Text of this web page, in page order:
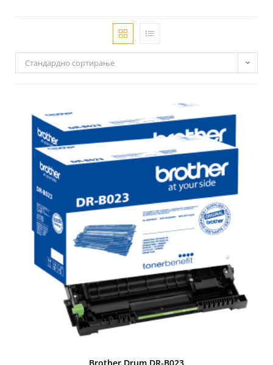
Стандардно сортирање